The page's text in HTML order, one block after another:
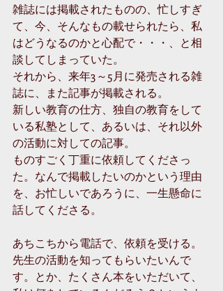
雑誌には掲載されたものの、忙しすぎ
て、今、そんなもの載せられたら、私
はどうなるのかと心配で・・・、と相
談してしまっていた。
それから、来年3～5月に発売される雑
誌に、また記事が掲載される。
新しい教育の仕方、独自の教育をして
いる私塾として、あるいは、それ以外
の活動に対しての記事。
ものすごく丁重に依頼してくださっ
た。なんで掲載したいのかという理由
を、お忙しいであろうに、一生懸命に
話してくださる。
あちこちから電話で、依頼を受ける。
先生の活動を知ってもらいたいんで
す。とか、たくさん本をいただいて、